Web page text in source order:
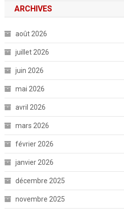
ARCHIVES
août 2026
juillet 2026
juin 2026
mai 2026
avril 2026
mars 2026
février 2026
janvier 2026
décembre 2025
novembre 2025